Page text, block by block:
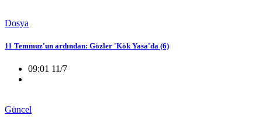
Dosya
11 Temmuz'un ardından: Gözler 'Kök Yasa'da (6)
09:01 11/7
Güncel